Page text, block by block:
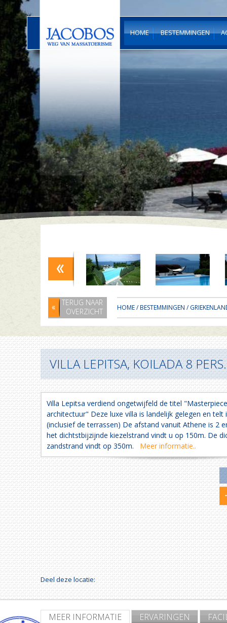
HOME BESTEMMINGEN
TERUG NAAR
OVERZICHT
HOME/BESTEMMINGEN /
VILLA LEPITSA, KOILADA 8 PERS.
Villa Lepitsa verdiend ongetwijfeld de titel
architectuur" Deze luxe villa is landelijk gelegen en
(inclusief de terrassen) De afstand vanuit Athene is 2
het dichtstbijzijnde kiezelstrand vindt u op 150m. De
zandstrand vindt op 350m. Meer informatie..
Deel deze locatie:
MEER INFORMATIE ERVARINGEN